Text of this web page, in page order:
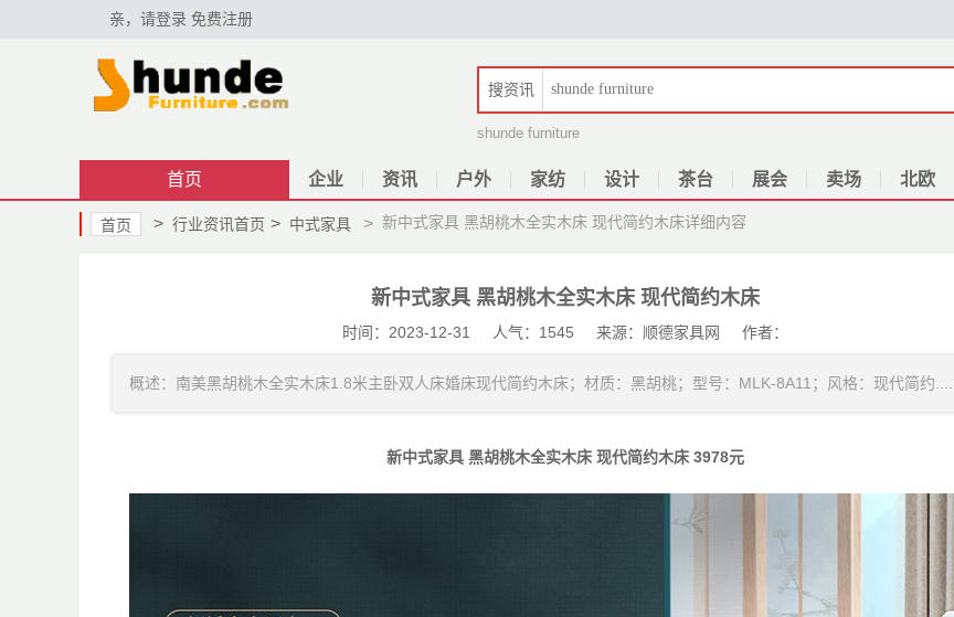
亲，请登录 免费注册
搜资讯
shunde furniture
首页 企业 资讯 户外 家纺 设计 茶台 展会 卖场 北欧
首页 > 行业资讯首页 > 中式家具 > 新中式家具 黑胡桃木全实木床 现代简约木床详细内容
新中式家具 黑胡桃木全实木床 现代简约木床
时间：2023-12-31 人气：1545 来源：顺德家具网 作者：
概述：南美黑胡桃木全实木床1.8米主卧双人床婚床现代简约木床；材质：黑胡桃；型号：MLK-8A11；风格：现代简约......
新中式家具 黑胡桃木全实木床 现代简约木床 3978元